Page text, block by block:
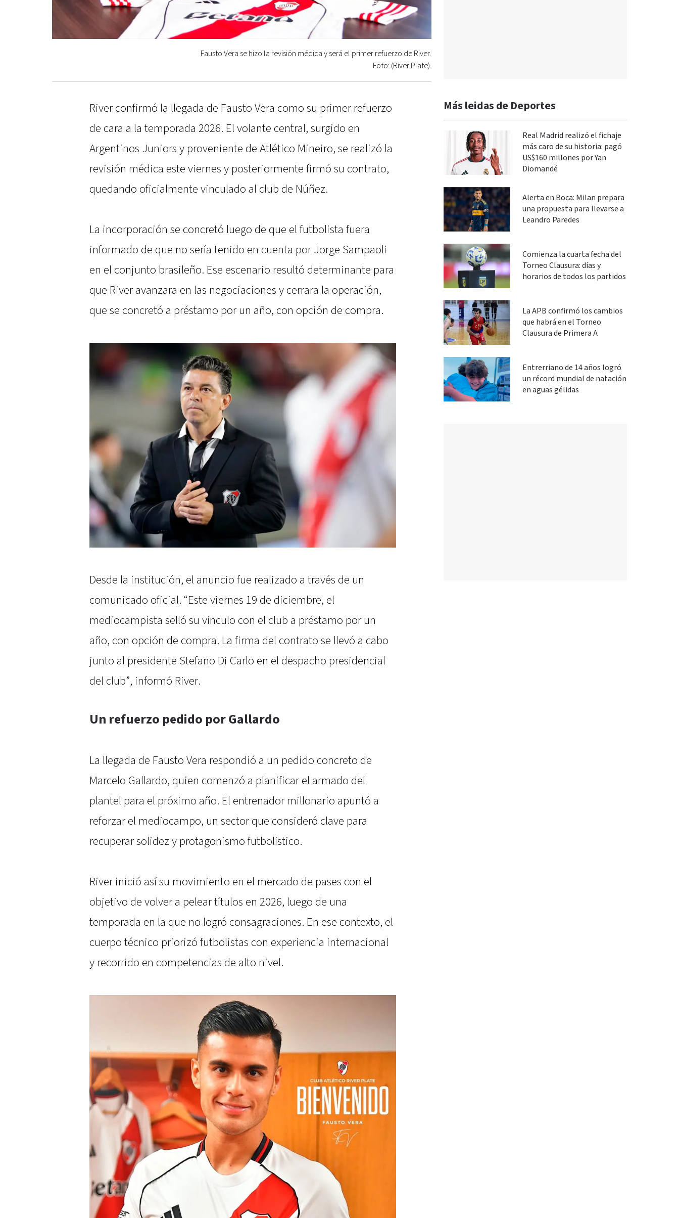
Fausto Vera se hizo la revisión médica y será el primer refuerzo de River.
Foto: (River Plate).
River confirmó la llegada de Fausto Vera como su primer refuerzo
de cara a la temporada 2026. El volante central, surgido en
Argentinos Juniors y proveniente de Atlético Mineiro, se realizó la
revisión médica este viernes y posteriormente firmó su contrato,
quedando oficialmente vinculado al club de Núñez.
La incorporación se concretó luego de que el futbolista fuera
informado de que no sería tenido en cuenta por Jorge Sampaoli
en el conjunto brasileño. Ese escenario resultó determinante para
que River avanzara en las negociaciones y cerrara la operación,
que se concretó a préstamo por un año, con opción de compra.
Desde la institución, el anuncio fue realizado a través de un
comunicado oficial. “Este viernes 19 de diciembre, el
mediocampista selló su vínculo con el club a préstamo por un
año, con opción de compra. La firma del contrato se llevó a cabo
junto al presidente Stefano Di Carlo en el despacho presidencial
del club”, informó River.
Un refuerzo pedido por Gallardo
La llegada de Fausto Vera respondió a un pedido concreto de
Marcelo Gallardo, quien comenzó a planificar el armado del
plantel para el próximo año. El entrenador millonario apuntó a
reforzar el mediocampo, un sector que consideró clave para
recuperar solidez y protagonismo futbolístico.
River inició así su movimiento en el mercado de pases con el
objetivo de volver a pelear títulos en 2026, luego de una
temporada en la que no logró consagraciones. En ese contexto, el
cuerpo técnico priorizó futbolistas con experiencia internacional
y recorrido en competencias de alto nivel.
Más leidas de Deportes
Real Madrid realizó el fichaje
más caro de su historia: pagó
US$160 millones por Yan
Diomandé
Alerta en Boca: Milan prepara
una propuesta para llevarse a
Leandro Paredes
Comienza la cuarta fecha del
Torneo Clausura: días y
horarios de todos los partidos
La APB confirmó los cambios
que habrá en el Torneo
Clausura de Primera A
Entrerriano de 14 años logró
un récord mundial de natación
en aguas gélidas